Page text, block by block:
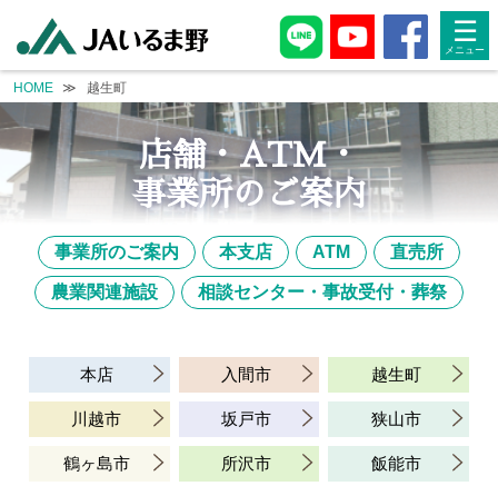
taxonomy.php
taxonomy.php
☰
HOME 越生町
店舗・ATM・
事業所のご案内
事業所のご案内 本支店 ATM 直売所
農業関連施設 相談センター・事故受付・葬祭
本店 入間市 越生町
川越市 坂戸市 狭山市
鶴ヶ島市 所沢市 飯能市